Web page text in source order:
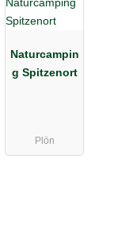
Naturcampin
g Spitzenort
Plön